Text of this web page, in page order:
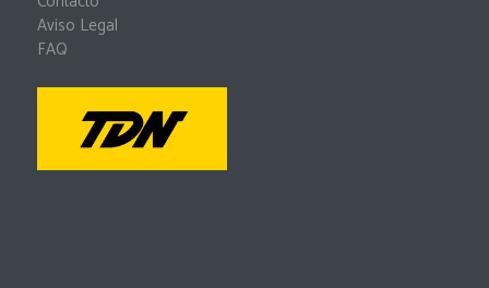
Aviso Legal
FAQ